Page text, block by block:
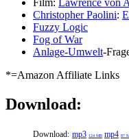
Film: Lawrence von
Christopher Paolini:
Fuzzy Logic
Fog of War
Anlage-Umwelt-
*=Amazon Affiliate Links
Download:
Download: mp3 124 MB mp4 87